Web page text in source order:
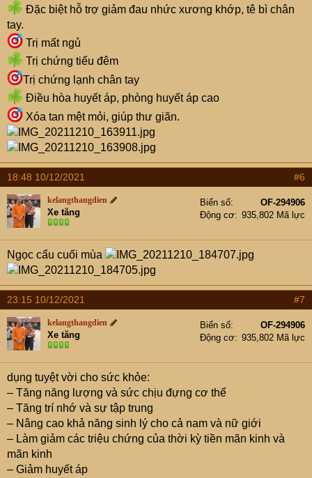
Đặc biệt hỗ trợ giảm đau nhức xương khớp, tê bì chân
tay.
Trị mất ngủ
Trị chứng tiểu đêm
Trị chứng lạnh chân tay
Điều hòa huyết áp, phòng huyết áp cao
Xóa tan mệt mỏi, giúp thư giãn.
18:48 10/12/2021 #6
kelangthangdien
Xe tăng
Biển số
OF-294906
Động cơ
935,802 Mã lực
Ngọc cẩu cuối mùa
23:15 10/12/2021 #7
kelangthangdien
Xe tăng
Biển số
OF-294906
Động cơ
935,802 Mã lực
dụng tuyệt vời cho sức khỏe:
– Tăng năng lượng và sức chịu đựng cơ thể
– Tăng trí nhớ và sự tập trung
– Nâng cao khả năng sinh lý cho cả nam và nữ giới
– Làm giảm các triệu chứng của thời kỳ tiền mãn kinh và
mãn kinh
– Giảm huyết áp